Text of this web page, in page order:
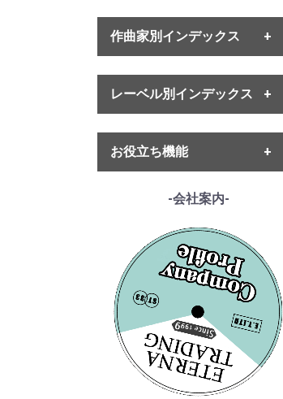
作曲家別インデックス
・バッハ
・ヘンデル
・モーツァルト
・ハイドン
・ベートーヴェン
・シューベルト
・シューマン
・リスト
・ワーグナー
・スメタナ
・シュトラウス家
・ブラームス
・サン・サーンス
・チャイコフスキー
・ドヴォルザーク
・グリーグ
レーベル別インデックス
・ETERNA
・MELODIYA
・DECCA
・COLUMBIA
・PHILIPS
・SUPRAPHON
・クリュブ盤
・マイナー盤/プライベート盤
お役立ち機能
------各種ガイド------
・レコード洗浄ガイド
・単語の説明
・ルート案内
------特集ページ------
・『エテルナの芸術』
・『アナログ期の名匠たち』
・『デジタル録音の夜明け』
・『ソ連のオーケストラ』
-会社案内-